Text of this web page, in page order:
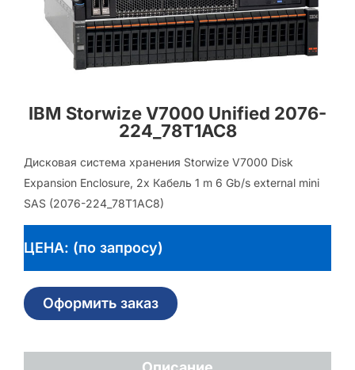
IBM Storwize V7000 Unified 2076-
224_78T1AC8
Дисковая система хранения Storwize V7000 Disk
Expansion Enclosure, 2x Кабель 1 m 6 Gb/s external mini
SAS (2076-224_78T1AC8)
ЦЕНА: (по запросу)
Оформить заказ